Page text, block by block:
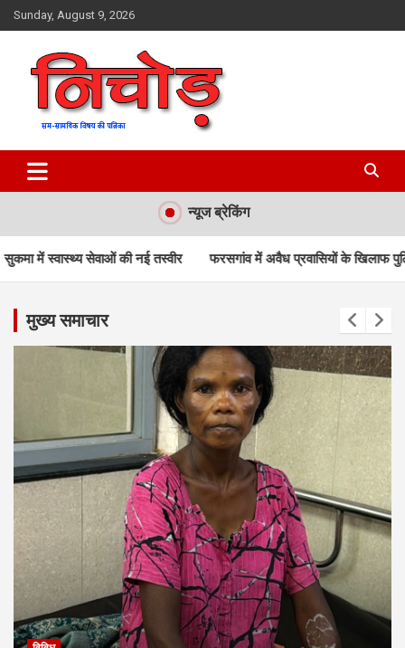
Skip
to
Sunday, August 9, 2026
Nichod
न्यूज ब्रेकिंग
तस्वीर फरसगांव में अवैध प्रवासियों के खिलाफ पुलिस का बड़ा अभियान
मुख्य समाचार